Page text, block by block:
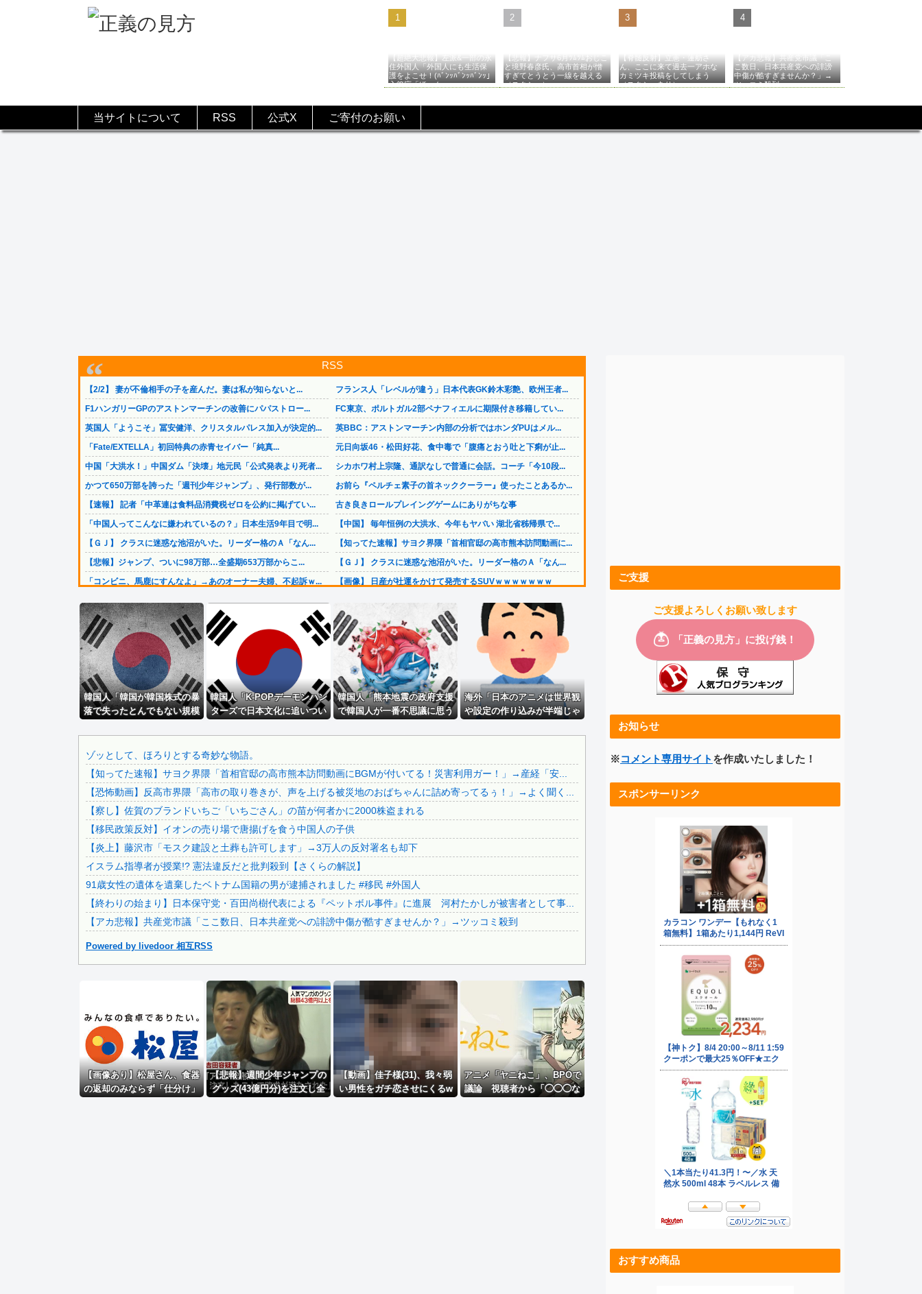
【超絶大悲報】左派&一部の永
住外国人「外国人にも生活保
護をよこせ！(ﾊﾞﾝｯﾊﾞﾝｯﾊﾞﾝｯ」
入管庁「ほーん…」→
【悲報】ナフサ6月ﾂﾑﾂﾑおじこ
と境野春彦氏、高市首相が憎
すぎてとうとう一線を越える
（スクショ）
【脊髄反射】立憲・蓮舫さ
ん、ここに来て過去一アホな
カミツキ投稿をしてしまう
（スクショあり）
【アカ悲報】共産党市議「こ
こ数日、日本共産党への誹謗
中傷が酷すぎませんか？」→
ツッコミ殺到
当サイトについて RSS 公式X ご寄付のお願い
RSS
【2/2】 妻が不倫相手の子を産んだ。妻は私が知らないと...
F1ハンガリーGPのアストンマーチンの改善にパパストロー...
英国人「ようこそ」冨安健洋、クリスタルパレス加入が決定的...
「Fate/EXTELLA」初回特典の赤青セイバー「純真...
中国「大洪水！」中国ダム「決壊」地元民「公式発表より死者...
かつて650万部を誇った「週刊少年ジャンプ」、発行部数が...
【速報】 記者「中革連は食料品消費税ゼロを公約に掲げてい...
「中国人ってこんなに嫌われているの？」日本生活9年目で明...
【ＧＪ】 クラスに迷惑な池沼がいた。リーダー格のＡ「なん...
【悲報】ジャンプ、ついに98万部…全盛期653万部からこ...
「コンビニ、馬鹿にすんなよ」→あのオーナー夫婦、不起訴ｗ...
高市政権「減税します」→財源「これから考えます」
イオン爆発事故、原因はLPG漏れか…経産省が全国一斉点検
【画像】仙台育英のマネージャー可愛すぎwwwwwwwww...
中国政府、強烈な不満を表明「泥棒が『泥棒を捕まえろ』と叫...
「外国人は日本人と同じ生活者で、地域の担い手」…多文化共...
【ワロタ】トランプ大統領とホワイトハウス、ナルトに自分の...
【驚愕】1回1時間程度のsexで20～30回くらい逝き...
【画像】 日産が社運をかけて発売するSUVｗｗｗｗｗｗｗ
【悲報】ちいかわの映画を見たイラン人が激怒｢子供に見せる...
【トミカ】新シリーズ「トミカ クロスレスキュー」 始動
【画像】アイドルのオフ会の光景、レベチw w w w w...
義兄嫁が自宅をサロンにして姪を毎日ウトメへ預ける生活に。...
【速報】 中国、ガチで逝く
【画像】 パッパ「妻と子供と海に来た」パシャ←想像の20...
【画像】 福岡、こんなのが普通に走ってるｗｗｗｗｗｗｗｗ...
韓国人「日本ではビールジョッキをほとんど洗わずに、次の客...
兄嫁「正月に帰るから、ゲームと、いいお肉と酒と、お風呂グ...
フランス人「レベルが違う」日本代表GK鈴木彩艶、欧州王者...
FC東京、ポルトガル2部ペナフィエルに期限付き移籍してい...
英BBC：アストンマーチン内部の分析ではホンダPUはメル...
元日向坂46・松田好花、食中毒で「腹痛とおう吐と下痢が止...
シカホワ村上宗隆、通訳なしで普通に会話。コーチ「今10段...
お前ら『ペルチェ素子の首ネッククーラー』使ったことあるか...
古き良きロールプレイングゲームにありがちな事
【中国】 毎年恒例の大洪水、今年もヤバい 湖北省秭帰県で...
【知ってた速報】サヨク界隈「首相官邸の高市熊本訪問動画に...
【ＧＪ】 クラスに迷惑な池沼がいた。リーダー格のＡ「なん...
【画像】 日産が社運をかけて発売するSUVｗｗｗｗｗｗｗ
【画像】 日産が社運をかけて発売するSUVｗｗｗｗｗｗｗ
義兄嫁が自宅をサロンにして姪を毎日ウトメへ預ける生活に。...
玉川徹氏、包丁男に発砲した警官の行動について「死刑になら...
「毎日、渋谷でデモが起きてる」と左派が心の拠り所にする動...
【速報】 中国、ガチで逝く
【画像】 パッパ「妻と子供と海に来た」パシャ←想像の20...
【画像】 福岡、こんなのが普通に走ってるｗｗｗｗｗｗｗｗ...
【恐怖動画】反高市界隈「高市の取り巻きが、声を上げる被災...
【移民政策反対】イオンの売り場で唐揚げを食う中国人の子供
【炎上】藤沢市「モスク建設と土葬も許可します」→3万人の...
91歳女性の遺体を遺棄したベトナム国籍の男が逮捕されまし...
【終わりの始まり】日本保守党・百田尚樹代表による『ペット...
日本旅行キャンセルすべきか…1万年ぶり史上最大級の火山の...
無気力な韓国代表、オーストリアにも0-1で敗北…3月のA...
3.1節がある月なのに…3月のカレンダーに日本の富士山・...
韓国代表、コートジボワールに0対4で完敗＝韓国の反応
Powered by livedoor 相互RSS
韓国人「韓国が韓国株式の暴
落で失ったとんでもない規模
ら…」→「韓国の未来が…
（ﾌﾞﾙﾌﾞﾙ」＝韓国の反応
韓国人「K-POPデーモンハン
ターズで日本文化に追いつい
されてしまった模様・・・」
韓国人「熊本地震の政府支援
で韓国人が一番不思議に思う
海外「日本のアニメは世界観
や設定の作り込みが半端じゃ
する世界観の作品と
ゾッとして、ほろりとする奇妙な物語。
【知ってた速報】サヨク界隈「首相官邸の高市熊本訪問動画にBGMが付いてる！災害利用ガー！」→産経「安...
【恐怖動画】反高市界隈「高市の取り巻きが、声を上げる被災地のおばちゃんに詰め寄ってるぅ！」→よく聞く...
【察し】佐賀のブランドいちご「いちごさん」の苗が何者かに2000株盗まれる
【移民政策反対】イオンの売り場で唐揚げを食う中国人の子供
【炎上】藤沢市「モスク建設と土葬も許可します」→3万人の反対署名も却下
イスラム指導者が授業!? 憲法違反だと批判殺到【さくらの解説】
91歳女性の遺体を遺棄したベトナム国籍の男が逮捕されました #移民 #外国人
【終わりの始まり】日本保守党・百田尚樹代表による『ペットボル事件』に進展 河村たかしが被害者として事...
【アカ悲報】共産党市議「ここ数日、日本共産党への誹謗中傷が酷すぎませんか？」→ツッコミ殺到
Powered by livedoor 相互RSS
【画像あり】松屋さん、食器
の返却のみならず「仕分け」
【悲報】週間少年ジャンプの
グッズ(43億円分)を注文し全
【動画】佳子様(31)、我々弱
い男性をガチ恋させにくるw
アニメ「ヤニねこ」、BPOで
議論 視聴者から「◯◯◯な
ご支援
ご支援よろしくお願い致します
お知らせ
※コメント専用サイト を作成いたしました！
スポンサーリンク
おすすめ商品